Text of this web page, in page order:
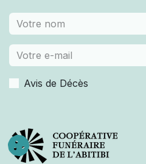
Avis de Décès